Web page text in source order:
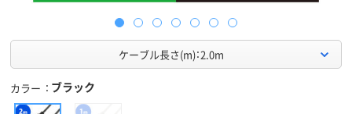
ケーブル長さ(m)：2.0m
カラー ブラック